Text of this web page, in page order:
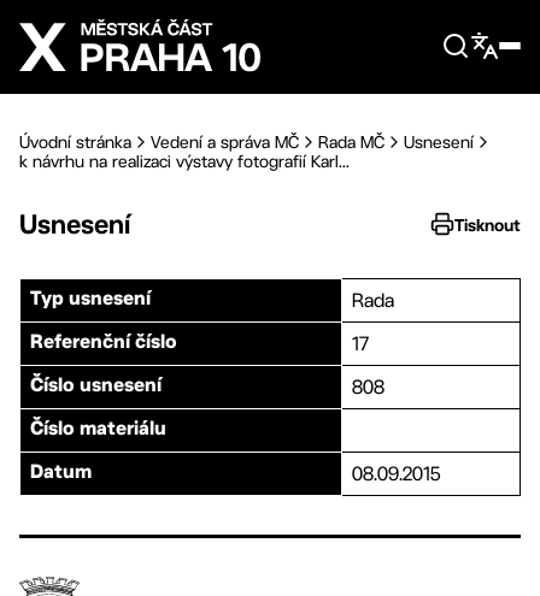
Přejít na hlavní obsah
Úvodní stránka Vedení a správa MČ Rada MČ
Usnesení
k návrhu na realizaci výstavy fotografií Karl...
Usnesení Tisknout
Typ usnesení Rada
Referenční číslo 17
Číslo usnesení 808
Číslo materiálu
Datum 08.09.2015